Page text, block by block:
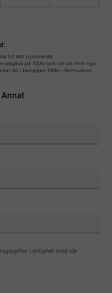
till ditt nuvarande
på 100kr och vill att min nya
då i beloppet 100kr i formuläret.
Annat
i enlighet med vår